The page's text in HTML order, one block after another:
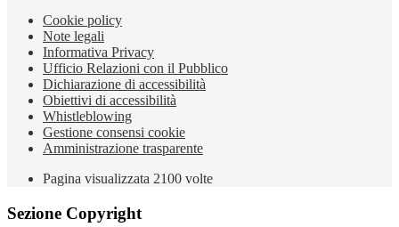
Cookie policy
Note legali
Informativa Privacy
Ufficio Relazioni con il Pubblico
Dichiarazione di accessibilità
Obiettivi di accessibilità
Whistleblowing
Gestione consensi cookie
Amministrazione trasparente
Pagina visualizzata 2100 volte
Sezione Copyright